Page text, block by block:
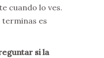
cuando lo ves.
terminas es
si la